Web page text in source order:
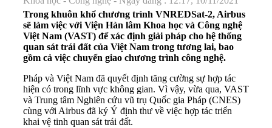
Trong khuôn khổ chương trình VNREDSat-2, Airbus
sẽ làm việc với Viện Hàn lâm Khoa học và Công nghệ
Việt Nam (VAST) để xác định giải pháp cho hệ thống
quan sát trái đất của Việt Nam trong tương lai, bao
gồm cả việc chuyển giao chương trình công nghệ.
Pháp và Việt Nam đã quyết định tăng cường sự hợp tác
hiện có trong lĩnh vực không gian. Vì vậy, vừa qua, VAST
và Trung tâm Nghiên cứu vũ trụ Quốc gia Pháp (CNES)
cùng với Airbus đã ký Ý định thư về việc hợp tác triển
khai vệ tinh quan sát trái đất.